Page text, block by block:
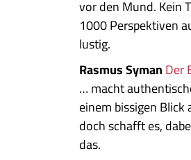
vor den Mund. Kein
1000 Perspektiven
lustig.
Rasmus Syman Der
… macht
einem bissigen
doch schafft es,
das.